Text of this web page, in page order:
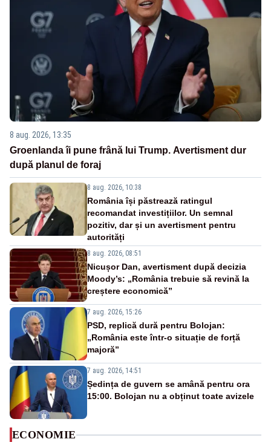
8 aug. 2026, 13:35
Groenlanda îi pune frână lui Trump. Avertisment dur
după planul de foraj
8 aug. 2026, 10:38
România își păstrează ratingul
recomandat investițiilor. Un semnal
pozitiv, dar și un avertisment pentru
autorități
8 aug. 2026, 08:51
Nicușor Dan, avertisment după decizia
Moody’s: „România trebuie să revină la
creștere economică”
7 aug. 2026, 15:26
PSD, replică dură pentru Bolojan:
„România este într-o situație de forță
majoră”
7 aug. 2026, 14:51
Ședința de guvern se amână pentru ora
15:00. Bolojan nu a obținut toate avizele
ECONOMIE